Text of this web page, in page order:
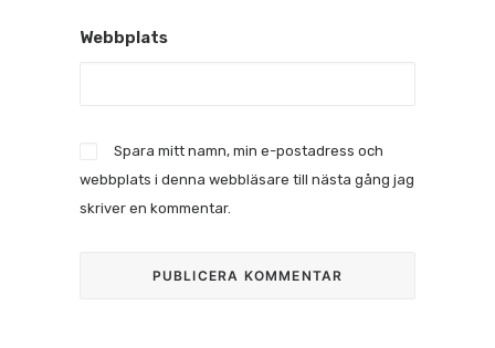
Webbplats
Spara mitt namn, min e-postadress och
webbplats i denna webbläsare till nästa gång jag
skriver en kommentar.